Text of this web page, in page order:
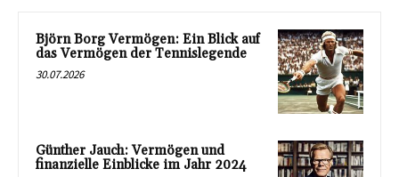
Björn Borg Vermögen: Ein Blick auf
das Vermögen der Tennislegende
30.07.2026
Günther Jauch: Vermögen und
finanzielle Einblicke im Jahr 2024